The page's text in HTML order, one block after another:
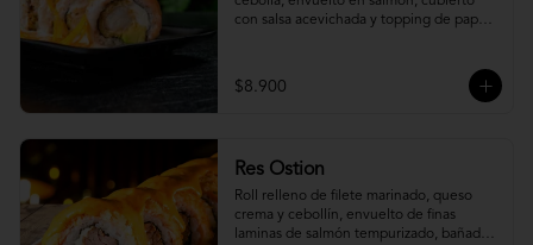
con salsa acevichada y topping de papa
$8.900
Res Ostion
Roll relleno de filete marinado, queso
crema y cebollín, envuelto de finas
laminas de salmón tempurizado, bañada